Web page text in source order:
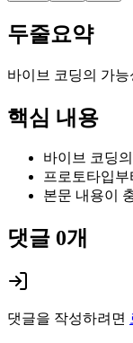
두줄요약
바이브 코딩의 가
핵심 내용
바이브 코딩
프로토타입
본문 내용이
댓글 0개
댓글을 작성하려면